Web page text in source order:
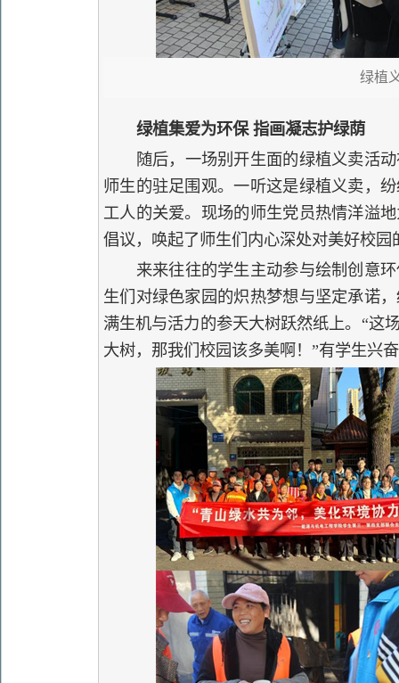
绿植
绿植集爱为环保 指画凝志护绿荫
随后，一场别开生面的绿植义卖活
师生的驻足围观。一听这是绿植义卖，
工人的关爱。现场的师生党员热情洋溢
倡议，唤起了师生们内心深处对美好校园
来来往往的学生主动参与绘制创意
生们对绿色家园的炽热梦想与坚定承诺
满生机与活力的参天大树跃然纸上。“这
大树，那我们校园该多美啊！”有学生兴